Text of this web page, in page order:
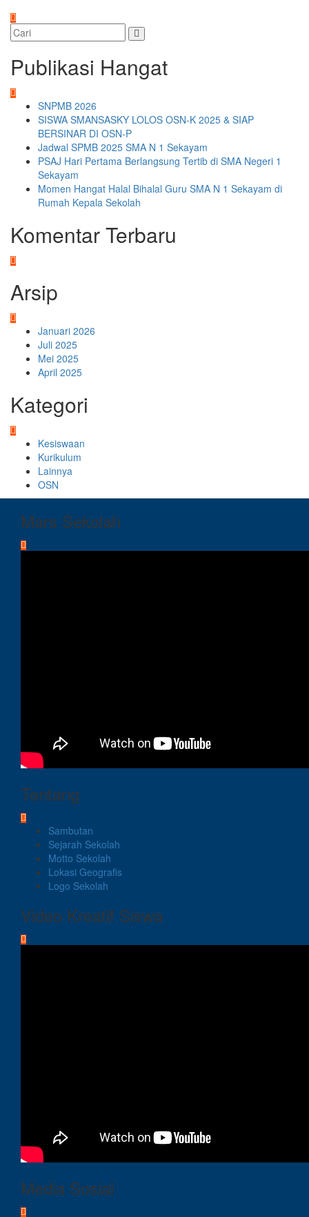
Publikasi Hangat
SNPMB 2026
SISWA SMANSASKY LOLOS OSN-K 2025 & SIAP
BERSINAR DI OSN-P
Jadwal SPMB 2025 SMA N 1 Sekayam
PSAJ Hari Pertama Berlangsung Tertib di SMA Negeri 1
Sekayam
Momen Hangat Halal Bihalal Guru SMA N 1 Sekayam di
Rumah Kepala Sekolah
Komentar Terbaru
Arsip
Januari 2026
Juli 2025
Mei 2025
April 2025
Kategori
Kesiswaan
Kurikulum
Lainnya
OSN
Mars Sekolah
Tentang
Sambutan
Sejarah Sekolah
Motto Sekolah
Lokasi Geografis
Logo Sekolah
Video Kreatif Siswa
Media Sosial